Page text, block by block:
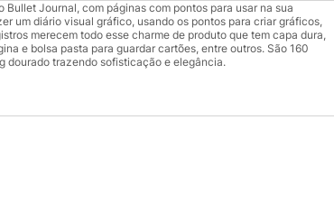
Journal, com páginas com pontos para usar na sua
um diário visual gráfico, usando os pontos para criar gráficos,
merecem todo esse charme de produto que tem capa dura,
e bolsa pasta para guardar cartões, entre outros. São 160
dourado trazendo sofisticação e elegância.